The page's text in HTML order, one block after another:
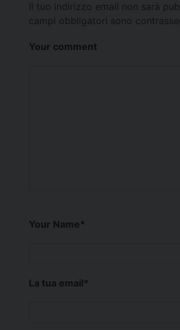
Il tuo indirizzo email non sarà
campi obbligatori sono
Your comment
Your Name*
La tua email*